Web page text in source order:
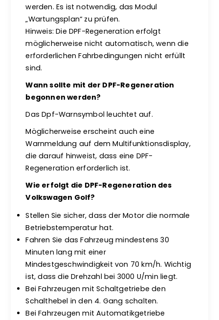
werden. Es ist notwendig, das Modul
„Wartungsplan“ zu prüfen.
Hinweis: Die DPF-Regeneration erfolgt
möglicherweise nicht automatisch, wenn die
erforderlichen Fahrbedingungen nicht erfüllt
sind.
Wann sollte mit der DPF-Regeneration
begonnen werden?
Das Dpf-Warnsymbol leuchtet auf.
Möglicherweise erscheint auch eine
Warnmeldung auf dem Multifunktionsdisplay,
die darauf hinweist, dass eine DPF-
Regeneration erforderlich ist.
Wie erfolgt die DPF-Regeneration des
Volkswagen Golf?
Stellen Sie sicher, dass der Motor die normale
Betriebstemperatur hat.
Fahren Sie das Fahrzeug mindestens 30
Minuten lang mit einer
Mindestgeschwindigkeit von 70 km/h. Wichtig
ist, dass die Drehzahl bei 3000 U/min liegt.
Bei Fahrzeugen mit Schaltgetriebe den
Schalthebel in den 4. Gang schalten.
Bei Fahrzeugen mit Automatikgetriebe